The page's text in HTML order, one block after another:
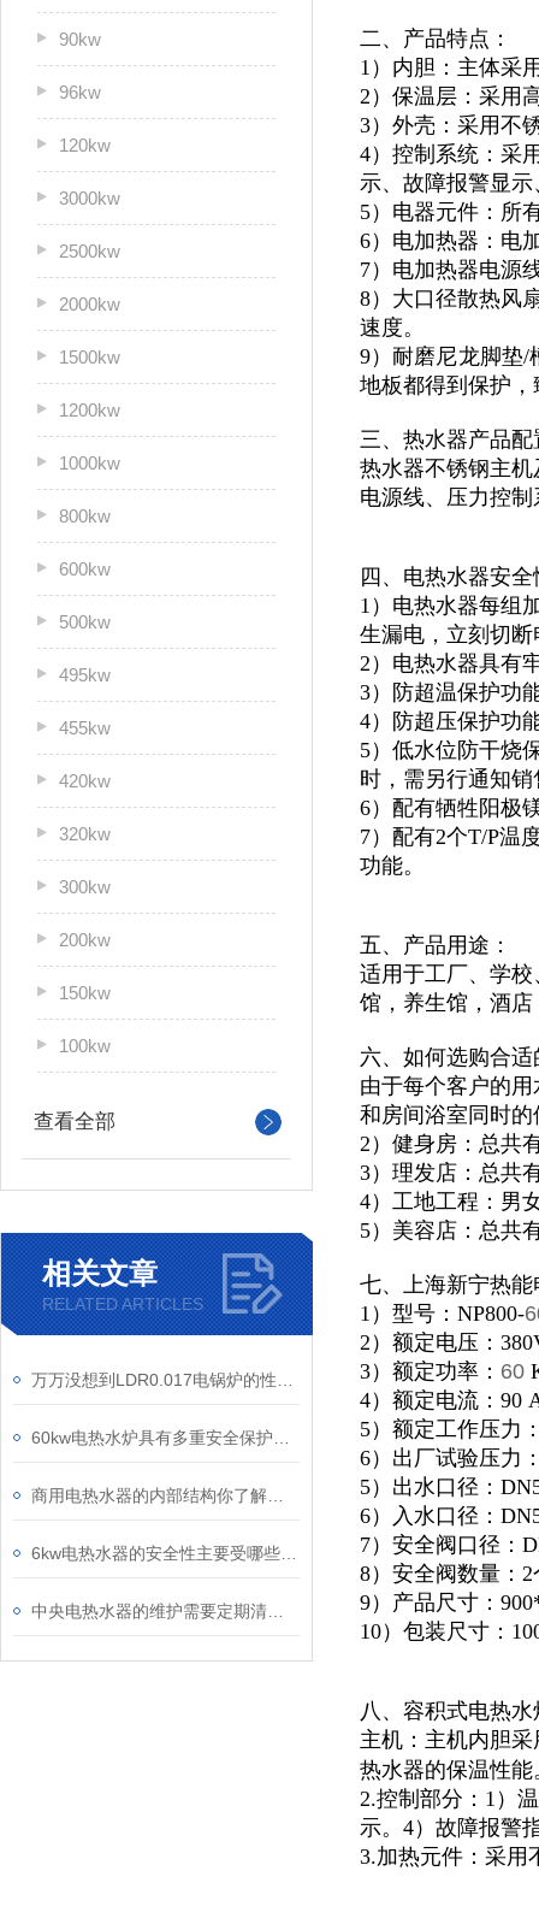
90kw
96kw
120kw
3000kw
2500kw
2000kw
1500kw
1200kw
1000kw
800kw
600kw
500kw
495kw
455kw
420kw
320kw
300kw
200kw
150kw
100kw
查看全部
相关文章
RELATED ARTICLES
二、产品特点：
1）内胆：主体采
2）保温层：采用
3）外壳：采用不
4）控制系统：采
示、故障报警显
5）电器元件：所
6）电加热器：电
7）电加热器电源
8）大口径散热风
速度。
9）耐磨尼龙脚垫/
地板都得到保护
三、热水器产品配
热水器不锈钢主
电源线、压力控
四、电热水器安全
1）电热水器每组
生漏电，立刻切
2）电热水器具有
3）防超温保护功
4）防超压保护功
5）低水位防干烧
时，需另行通知
6）配有牺牲阳极
7）配有2个T/P温
功能。
五、产品用途：
适用于工厂、学
馆， 养生馆，酒
六、如何选购合
由于每个客户的
和房间浴室同时的
2）健身房：总共
3）理发店：总共
4）工地工程：男
5）美容店：总共
七、上海新宁热
1）型号：NP800-
2）额定电压：
3）额定功率： 60
4）额定电流：90
5）额定工作压力
6）出厂试验压力
5）出水口径：
6）入水口径：
7）安全阀口径：
8）安全阀数量：2
9）产品尺寸：
10）包装尺寸：
八、容积式电热
主机：主机内胆
热水器的保温性能
2.控制部分：1）
示。4）故障报警
3.加热元件：采用